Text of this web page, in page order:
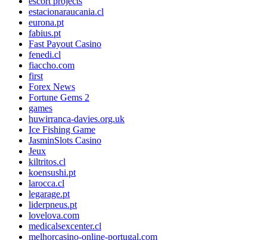
estacionaraucania.cl
eurona.pt
fabius.pt
Fast Payout Casino
fenedi.cl
fiaccho.com
first
Forex News
Fortune Gems 2
games
huwirranca-davies.org.uk
Ice Fishing Game
JasminSlots Casino
Jeux
kiltritos.cl
koensushi.pt
larocca.cl
legarage.pt
liderpneus.pt
lovelova.com
medicalsexcenter.cl
melhorcasino-online-portugal.com